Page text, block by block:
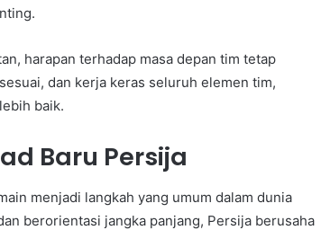
harapan terhadap masa depan tim tetap
dan kerja keras seluruh elemen tim,
baik.
Baru Persija
menjadi langkah yang umum dalam dunia
berorientasi jangka panjang, Persija berusaha